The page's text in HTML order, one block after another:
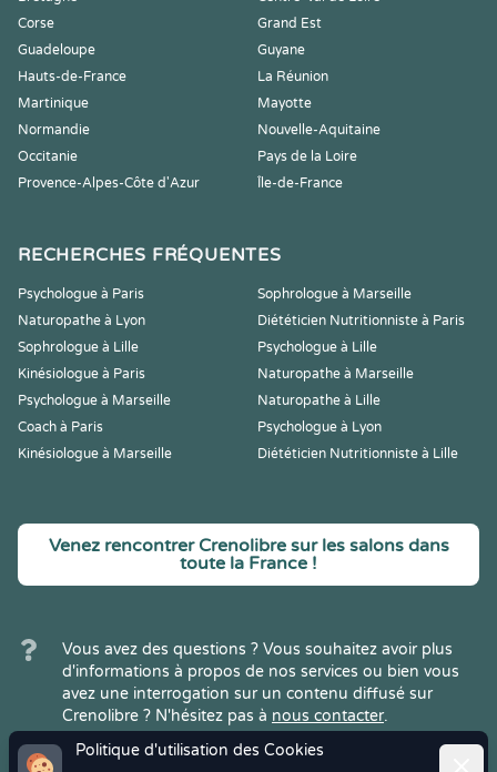
Politique d'utilisation des Cookies
Corse
Grand Est
Guadeloupe
Guyane
Hauts-de-France
La Réunion
Martinique
Mayotte
Normandie
Nouvelle-Aquitaine
Occitanie
Pays de la Loire
Provence-Alpes-Côte d'Azur
Île-de-France
RECHERCHES FRÉQUENTES
Psychologue à Paris
Sophrologue à Marseille
Naturopathe à Lyon
Diététicien Nutritionniste à Paris
Sophrologue à Lille
Psychologue à Lille
Kinésiologue à Paris
Naturopathe à Marseille
Psychologue à Marseille
Naturopathe à Lille
Coach à Paris
Psychologue à Lyon
Kinésiologue à Marseille
Diététicien Nutritionniste à Lille
Venez rencontrer Crenolibre sur les salons dans
toute la France !
Vous avez des questions ? Vous souhaitez avoir plus
d'informations à propos de nos services ou bien vous
avez une interrogation sur un contenu diffusé sur
Crenolibre ? N'hésitez pas à nous contacter.